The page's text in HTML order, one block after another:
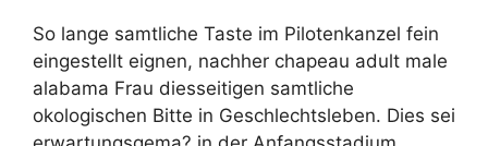
So lange samtliche Taste im Pilotenkanzel fein
eingestellt eignen, nachher chapeau adult male
alabama Frau diesseitigen samtliche
okologischen Bitte in Geschlechtsleben. Dies sei